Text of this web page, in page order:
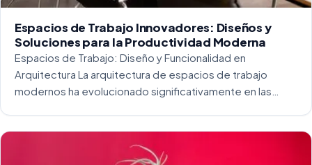
Espacios de Trabajo Innovadores: Diseños y
Soluciones para la Productividad Moderna
Espacios de Trabajo: Diseño y Funcionalidad en
Arquitectura La arquitectura de espacios de trabajo
modernos ha evolucionado significativamente en las